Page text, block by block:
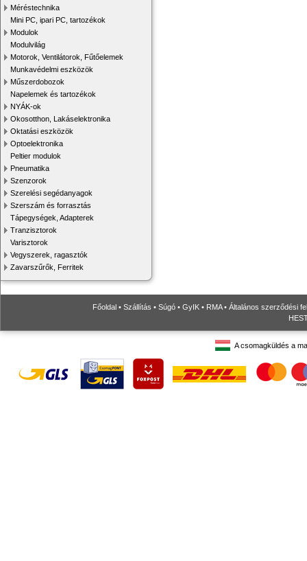
Méréstechnika
Mini PC, ipari PC, tartozékok
Modulok
Modulvilág
Motorok, Ventilátorok, Fűtőelemek
Munkavédelmi eszközök
Műszerdobozok
Napelemek és tartozékok
NYÁK-ok
Okosotthon, Lakáselektronika
Oktatási eszközök
Optoelektronika
Peltier modulok
Pneumatika
Szenzorok
Szerelési segédanyagok
Szerszám és forrasztás
Tápegységek, Adapterek
Tranzisztorok
Varisztorok
Vegyszerek, ragasztók
Zavarszűrők, Ferritek
Főoldal • Szállítás • Súgó • GyIK • RMA• Általános szerződési
A csomagküldés a